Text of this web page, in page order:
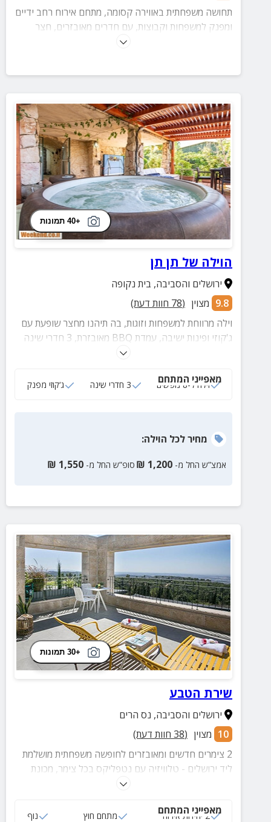
תחושה משפחתית באווירה קסומה, מתחם אירוח רחב ידיים
ומפנק למשפחות וקבוצות, עם חדרים מאובזרים, חצר
מטופחת עם בריכה וג'קוזי ואטרקציות רבות בסביבה.
+40 תמונות
הוילה של תן תן
ירושלים והסביבה, בית נקופה
9.8 מצוין (
78 חוות דעת)
וילה מרווחת למשפחות וזוגות, בה תיהנו מחצר שופעת עם
ג'קוזי ופינות ישיבה, עמדת BBQ מאובזרת, 3 חדרי שינה
מפנקים, מטבח חדיש ומאובזר ואטרקציות רבות בסביבה.
מאפייני המתחם
וילה ל-8 נופשים 3 חדרי שינה ג‘קוזי מפנק
מחירלכל הוילה:
אמצ”ש החל מ- 1,200
₪ סופ”ש החל מ- 1,550
₪
+30 תמונות
שירת הטבע
ירושלים והסביבה, נס הרים
10 מצוין (
38 חוות דעת)
2 צימרים חדשים ומאובזרים לחופשה משפחתית מושלמת
ליד ירושלים - טלוויזיה עם נטפליקס בכל צימר, מכונת
אספרסו, מרפסת מול נוף מרהיב ומגוון טיולים באזור עם
מאפייני המתחם
2 יחידות אירוח מתחם חוץ נוף